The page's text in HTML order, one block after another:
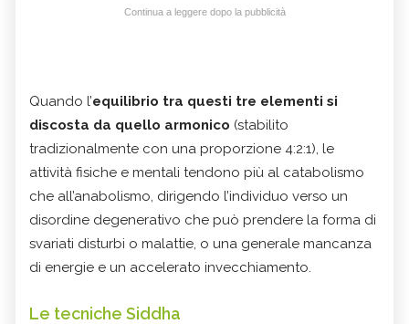
Continua a leggere dopo la pubblicità
Quando l’equilibrio tra questi tre elementi si
discosta da quello armonico (stabilito
tradizionalmente con una proporzione 4:2:1), le
attività fisiche e mentali tendono più al catabolismo
che all’anabolismo, dirigendo l’individuo verso un
disordine degenerativo che può prendere la forma di
svariati disturbi o malattie, o una generale mancanza
di energie e un accelerato invecchiamento.
Le tecniche Siddha